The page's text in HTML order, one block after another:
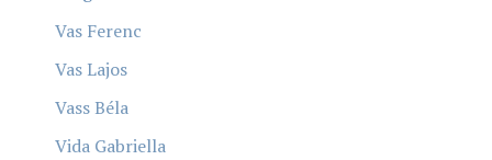
Vas Ferenc
Vas Lajos
Vass Béla
Vida Gabriella